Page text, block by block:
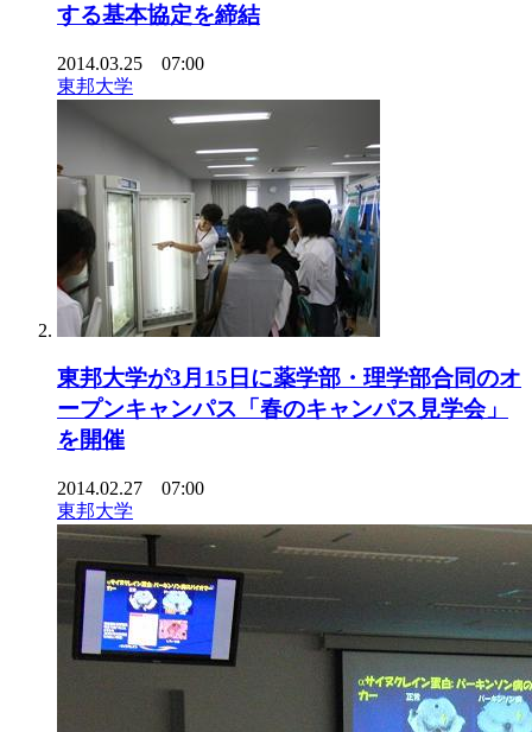
する基本協定を締結
2014.03.25 07:00
東邦大学
東邦大学が3月15日に薬学部・理学部合同のオ
ープンキャンパス「春のキャンパス見学会」
を開催
2014.02.27 07:00
東邦大学